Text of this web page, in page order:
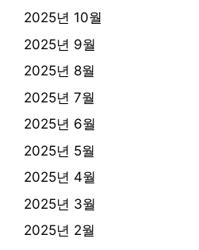
2025년 10월
2025년 9월
2025년 8월
2025년 7월
2025년 6월
2025년 5월
2025년 4월
2025년 3월
2025년 2월